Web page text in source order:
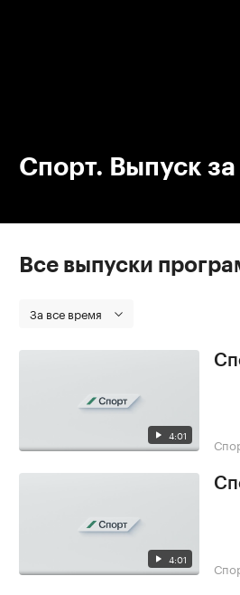
Спорт. Выпуск
Все выпуски
За все время
4:01
4:01